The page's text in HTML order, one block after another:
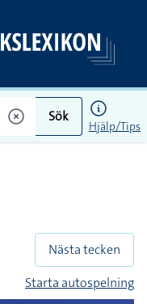
Sök
Hjälp/Tips
Nästa tecken
Starta autospelning